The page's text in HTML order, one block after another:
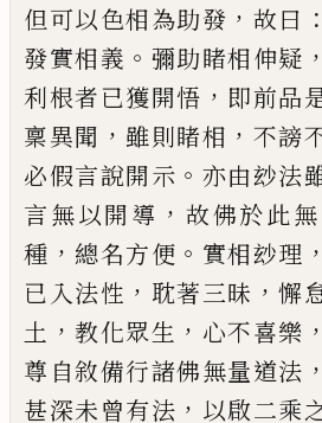
但可以色相為助發 ， 故曰
發實相義 。 彌助睹相伸疑 ，
利根者已獲開悟 ， 即前品
稟異聞 ，雖則睹相 ， 不謗
必假言說開示 。 亦由玅法
言無以開導 ， 故佛於此
種 ， 總名方便 。 實相玅理 ，
已 入法性 ， 耽著三昧 ，懈
土 ，教化眾生 ， 心不喜樂 ，
尊自敘備行諸佛無量道法 ，
甚深未曾有法 ， 以啟二乘